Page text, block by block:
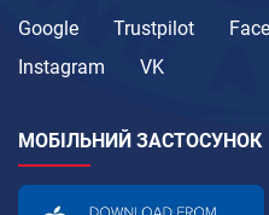
Google Trustpilot
Instagram
VK
МОБІЛЬНИЙ ЗАСТОСУНОК